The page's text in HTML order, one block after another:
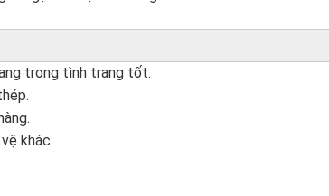
trong tình trạng tốt.
khác.